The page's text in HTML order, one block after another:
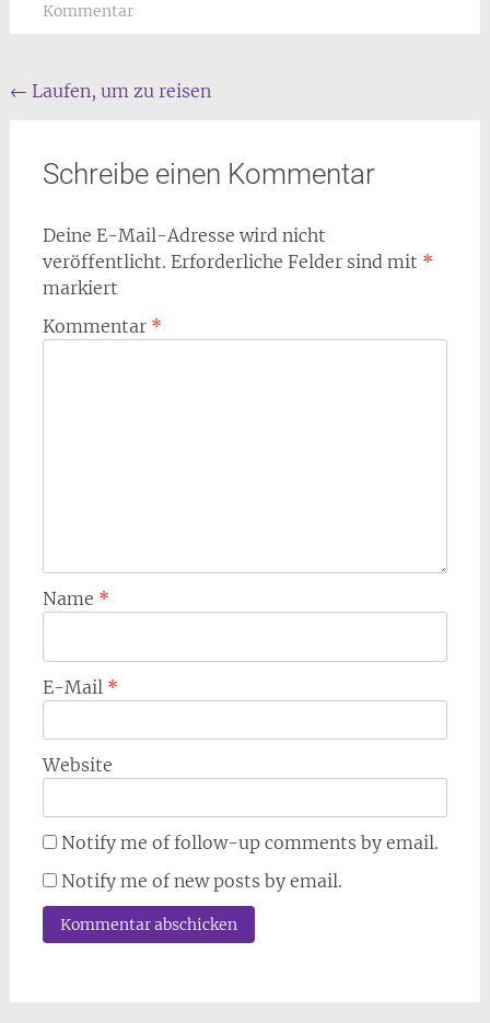
Kommentar
Beitrags
← Laufen, um zu reisen
Schreibe einen Kommentar
Deine E-Mail-Adresse wird nicht
veröffentlicht. Erforderliche Felder sind mit *
markiert
Kommentar *
Name *
E-Mail *
Website
Notify me of follow-up comments by email.
Notify me of new posts by email.